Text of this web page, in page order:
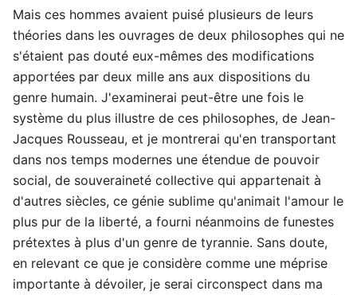
Mais ces hommes avaient puisé plusieurs de leurs
théories dans les ouvrages de deux philosophes qui ne
s'étaient pas douté eux-mêmes des modifications
apportées par deux mille ans aux dispositions du
genre humain. J'examinerai peut-être une fois le
système du plus illustre de ces philosophes, de Jean-
Jacques Rousseau, et je montrerai qu'en transportant
dans nos temps modernes une étendue de pouvoir
social, de souveraineté collective qui appartenait à
d'autres siècles, ce génie sublime qu'animait l'amour le
plus pur de la liberté, a fourni néanmoins de funestes
prétextes à plus d'un genre de tyrannie. Sans doute,
en relevant ce que je considère comme une méprise
importante à dévoiler, je serai circonspect dans ma